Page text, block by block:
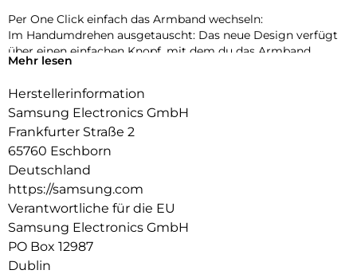
Per One Click einfach das Armband wechseln:
Im Handumdrehen ausgetauscht: Das neue Design verfügt
über einen einfachen Knopf, mit dem du das Armband
mühelos mit nur einem Klick anbringen und wieder
deinen individuellen Geschmack anpassen. Die Sport Bands
sind sowohl mit der Watch6 als auch mit der Watch6 Classic
kompatibel.
Mehr lesen
Herstellerinformation
Samsung Electronics GmbH
Frankfurter Straße 2
65760 Eschborn
Deutschland
https://samsung.com
Verantwortliche für die EU
Samsung Electronics GmbH
PO Box 12987
Dublin